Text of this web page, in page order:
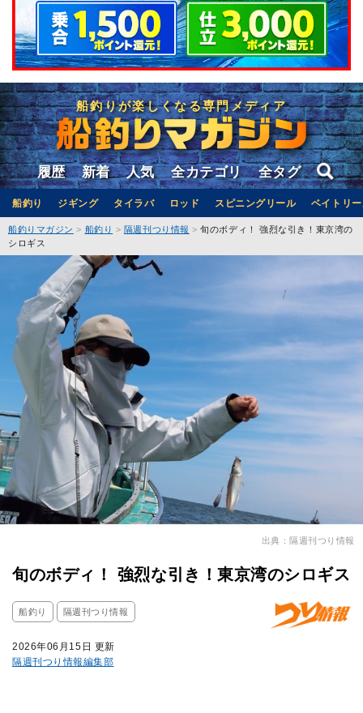
船釣りが楽しくなる専門メディア
履歴 新着 人気 全カテゴリ 全タグ
船釣り ジギング タイラバ ロッド スピニングリール ベイトリ
船釣りマガジン 船釣り 隔週刊つり情報
旬のボディ！ 強烈な引き！東京湾の
シロギス
出典：隔週刊つり情報
旬のボディ！ 強烈な引き！東京湾のシロギス
船釣り 隔週刊つり情報
2026年06月15日 更新
隔週刊つり情報編集部